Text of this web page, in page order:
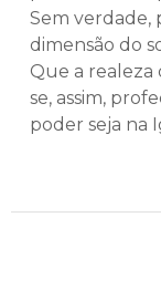
Sem verdade,
dimensão do
Que a realeza
se, assim,
poder seja na